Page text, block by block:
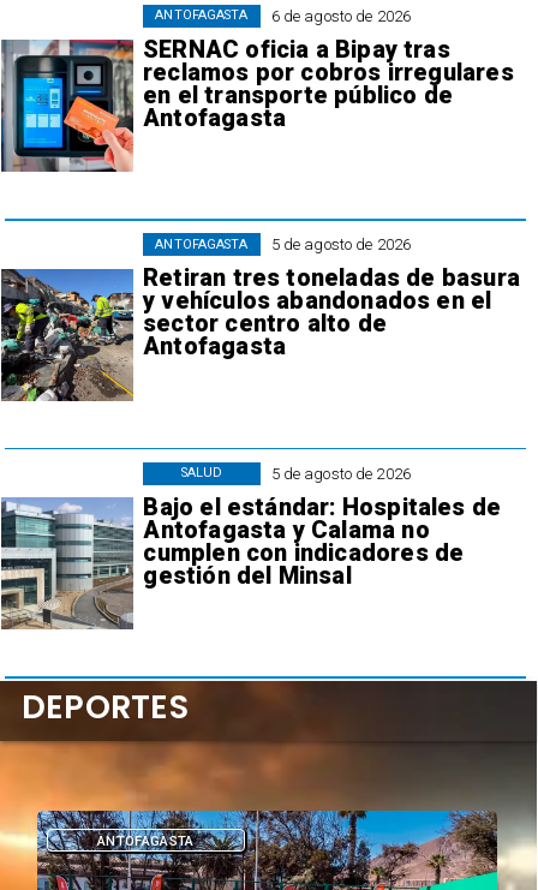
6 de agosto de 2026
SERNAC oficia a Bipay tras
reclamos por cobros irregulares
en el transporte público de
Antofagasta
ANTOFAGASTA
5 de agosto de 2026
Retiran tres toneladas de basura
y vehículos abandonados en el
sector centro alto de
Antofagasta
ANTOFAGASTA
5 de agosto de 2026
Bajo el estándar: Hospitales de
Antofagasta y Calama no
cumplen con indicadores de
gestión del Minsal
SALUD
DEPORTES
DEPORTES